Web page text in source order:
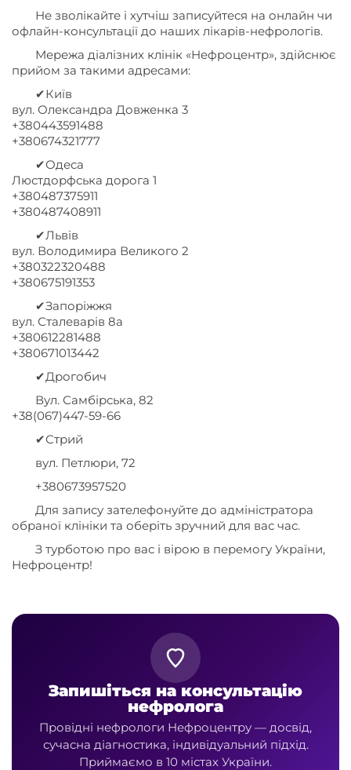
Не зволікайте і хутчіш записуйтеся на онлайн чи
офлайн-консультації до наших лікарів-нефрологів.
Мережа діалізних клінік «Нефроцентр», здійснює
прийом за такими адресами:
✔Київ
вул. Олександра Довженка 3
+380443591488
+380674321777
✔Одеса
Люстдорфська дорога 1
+380487375911
+380487408911
✔Львів
вул. Володимира Великого 2
+380322320488
+380675191353
✔Запоріжжя
вул. Сталеварів 8а
+380612281488
+380671013442
✔Дрогобич
Вул. Самбірська, 82
+38(067)447-59-66
✔Стрий
вул. Петлюри, 72
+380673957520
Для запису зателефонуйте до адміністратора
обраної клініки та оберіть зручний для вас час.
З турботою про вас і вірою в перемогу України,
Нефроцентр!
Запишіться на консультацію
нефролога
Провідні нефрологи Нефроцентру — досвід,
сучасна діагностика, індивідуальний підхід.
Приймаємо в 10 містах України.